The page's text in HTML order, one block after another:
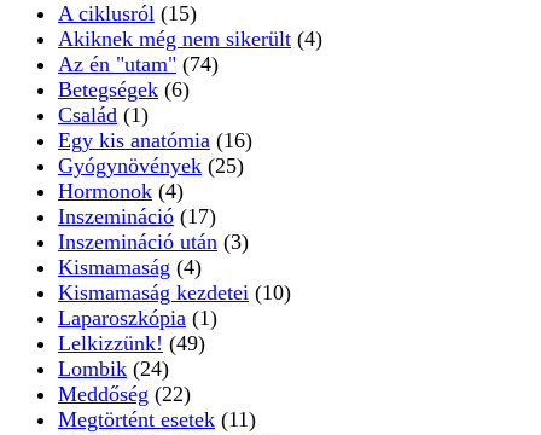
A ciklusról (15)
Akiknek még nem sikerült (4)
Az én "utam" (74)
Betegségek (6)
Család (1)
Egy kis anatómia (16)
Gyógynövények (25)
Hormonok (4)
Inszemináció (17)
Inszemináció után (3)
Kismamaság (4)
Kismamaság kezdetei (10)
Laparoszkópia (1)
Lelkizzünk! (49)
Lombik (24)
Meddőség (22)
Megtörtént esetek (11)